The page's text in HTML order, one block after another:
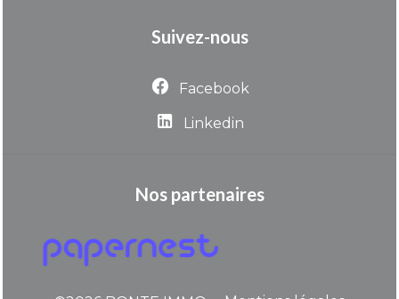
Suivez-nous
Facebook
Linkedin
Nos partenaires